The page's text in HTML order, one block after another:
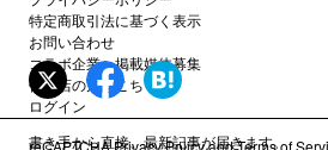
サポートメンバー限定
自宅が「病室」になる日？ 最新研究が
スピタル・アット・ホーム」...
2026.06.24
書き手から直接、最新記事が届きます。
特定商取引法に基づく表示
お問い合わせ
コラボ企業・掲載媒体募集
代理店の方はこちら
ログイン
reCAPTCHAPrivacy PolicyandTerms of